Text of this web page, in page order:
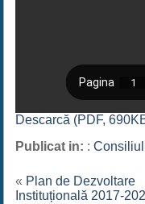
Descarcă (PDF,
Publicat in: :
« Plan de Dezvoltare
Instituțională 2017-